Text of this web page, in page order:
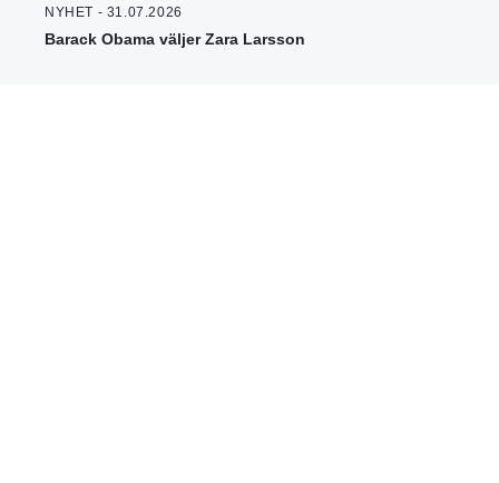
NYHET - 31.07.2026
Barack Obama väljer Zara Larsson